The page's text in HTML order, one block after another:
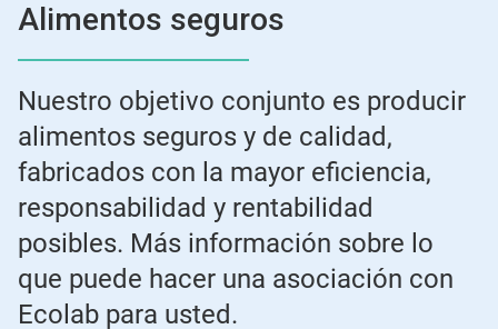
Alimentos seguros
Nuestro objetivo conjunto es producir
alimentos seguros y de calidad,
fabricados con la mayor eficiencia,
responsabilidad y rentabilidad
posibles. Más información sobre lo
que puede hacer una asociación con
Ecolab para usted.